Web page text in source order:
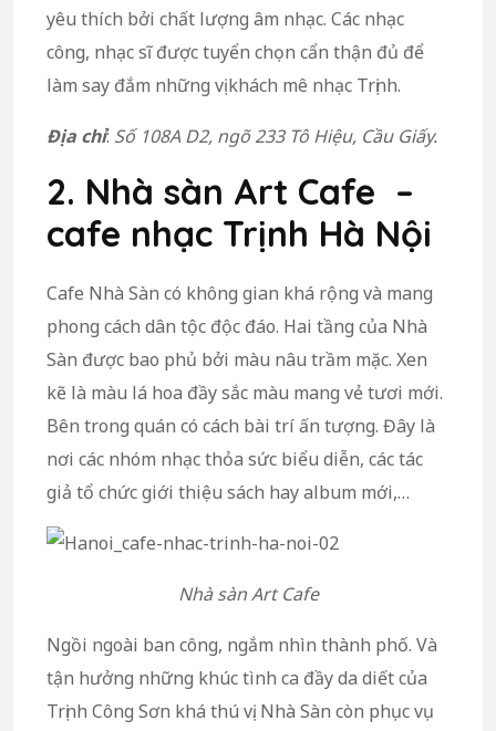
yêu thích bởi chất lượng âm nhạc. Các nhạc
công, nhạc sĩ được tuyển chọn cẩn thận đủ để
làm say đắm những vị khách mê nhạc Trịnh.
Địa chỉ: Số 108A D2, ngõ 233 Tô Hiệu, Cầu Giấy.
2. Nhà sàn Art Cafe –
cafe nhạc Trịnh Hà Nội
Cafe Nhà Sàn có không gian khá rộng và mang
phong cách dân tộc độc đáo. Hai tầng của Nhà
Sàn được bao phủ bởi màu nâu trầm mặc. Xen
kẽ là màu lá hoa đầy sắc màu mang vẻ tươi mới.
Bên trong quán có cách bài trí ấn tượng. Đây là
nơi các nhóm nhạc thỏa sức biểu diễn, các tác
giả tổ chức giới thiệu sách hay album mới,…
Nhà sàn Art Cafe
Ngồi ngoài ban công, ngắm nhìn thành phố. Và
tận hưởng những khúc tình ca đầy da diết của
Trịnh Công Sơn khá thú vị. Nhà Sàn còn phục vụ